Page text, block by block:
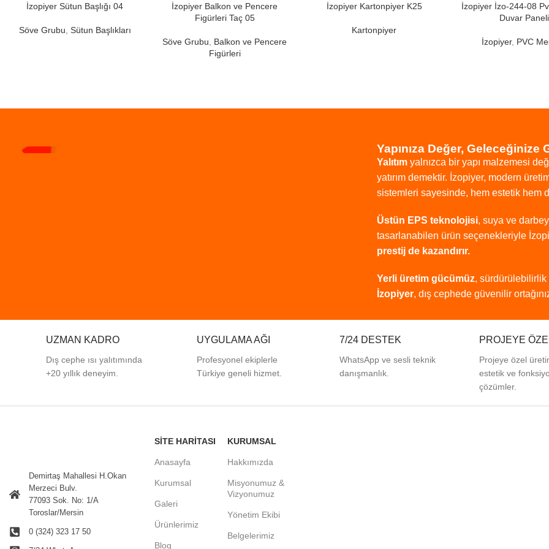
İzopiyer Sütun Başlığı 04
Söve Grubu Sütun Başlıkları
İzopiyer Balkon ve Pencere
Figürleri Taç 05
Söve Grubu
Balkon ve Pencere
Figürleri
İzopiyer Kartonpiyer K25
Kartonpiyer
İzopiyer İzo-244-08
Duvar Paneli
İzopiyer, PVC
Yapınıza Değer, Geleceğinize
Yalıtım yalnızca bir yapı malzemesi
yatırım demektir. İzopiyer, modern
sistemleri sayesinde, hem estetik hem
Üstün EPS teknolojisi, suya ve
tasarlanabilen ürün seçenekleriyle
prestij de kazandırır.
Yerli üretim gücümüz, sürdürülebilirlik
İzopiyer, dış cephede güvenilir
UZMAN KADRO
Dış cephe ısı yalıtımında
+20 yıllık deneyim.
UYGULAMA AĞI
Profesyonel ekiplerle
Türkiye geneli hizmet.
7/24 DESTEK
WhatsApp ve sesli teknik
danışmanlık.
PROJEYE
Projeye özel
estetik ve
çözümler.
Demirtaş Mahallesi H.Okan
Merzeci Bulv.
77093 Sok. No: 1/A
Toroslar/Mersin
0 (324) 323 17 50
SITE HARITASI
Anasayfa
Kurumsal
Galeri
Ürünlerimiz
Blog
KURUMSAL
Hakkımızda
Misyonumuz &
Vizyonumuz
Yönetim Ekibi
Belgelerimiz